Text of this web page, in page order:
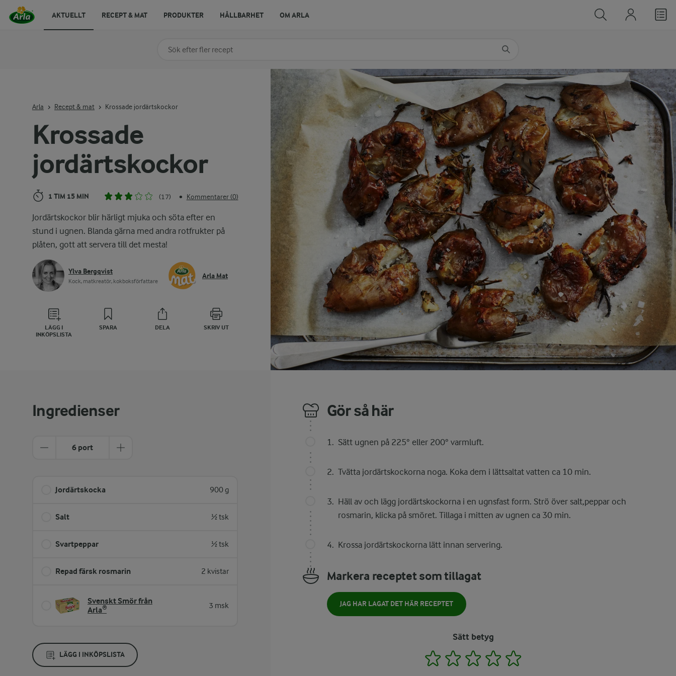
Krossade
jordärtskockor
1 TIM 15 MIN (17) • Kommentarer (0)
Jordärtskockor blir härligt mjuka och söta efter en
stund i ugnen. Blanda gärna med andra rotfrukter på
plåten, gott att servera till det mesta!
Ylva Bergqvist
Kock, matkreatör, kokboksförfattare
Arla Mat
LÄGG I
INKÖPSLISTA
SPARA DELA SKRIV UT
Arla Recept & mat Krossade jordärtskockor
Ingredienser
6 port
Jordärtskocka 900 g
Salt ½ tsk
Svartpeppar ½ tsk
Repad färsk rosmarin 2 kvistar
Svenskt Smör från
Arla®
3 msk
LÄGG I INKÖPSLISTA
Gör så här
Sätt ugnen på 225° eller 200° varmluft.
Tvätta jordärtskockorna noga. Koka dem i lättsaltat vatten ca 10 min.
Häll av och lägg jordärtskockorna i en ugnsfast form. Strö över salt,peppar och
rosmarin, klicka på smöret. Tillaga i mitten av ugnen ca 30 min.
Krossa jordärtskockorna lätt innan servering.
Markera receptet som tillagat
JAG HAR LAGAT DET HÄR RECEPTET
Sätt betyg
1 2 3 4
Sök på kategori eller ingrediens
AKTUELLT RECEPT & MAT PRODUKTER HÅLLBARHET OM ARLA